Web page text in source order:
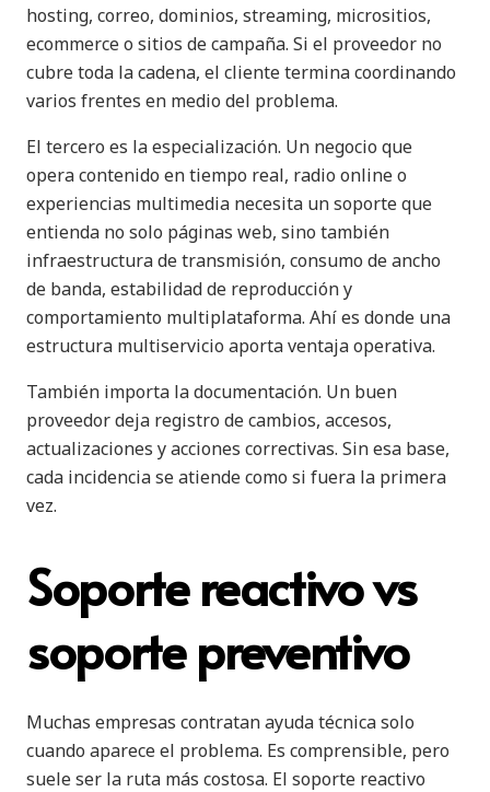
hosting, correo, dominios, streaming, micrositios,
ecommerce o sitios de campaña. Si el proveedor no
cubre toda la cadena, el cliente termina coordinando
varios frentes en medio del problema.
El tercero es la especialización. Un negocio que
opera contenido en tiempo real, radio online o
experiencias multimedia necesita un soporte que
entienda no solo páginas web, sino también
infraestructura de transmisión, consumo de ancho
de banda, estabilidad de reproducción y
comportamiento multiplataforma. Ahí es donde una
estructura multiservicio aporta ventaja operativa.
También importa la documentación. Un buen
proveedor deja registro de cambios, accesos,
actualizaciones y acciones correctivas. Sin esa base,
cada incidencia se atiende como si fuera la primera
vez.
Soporte reactivo vs
soporte preventivo
Muchas empresas contratan ayuda técnica solo
cuando aparece el problema. Es comprensible, pero
suele ser la ruta más costosa. El soporte reactivo